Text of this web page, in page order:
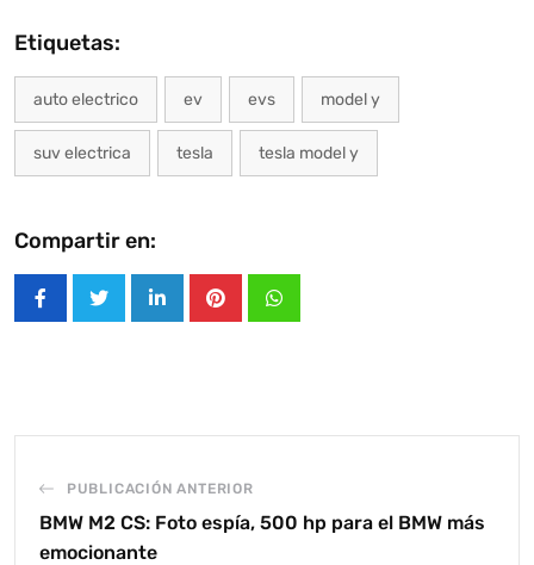
Etiquetas:
auto electrico ev evs model y
suv electrica tesla tesla model y
Compartir en:
LinkedInPinterestWhatsapp
PUBLICACIÓN ANTERIOR
BMW M2 CS: Foto espía, 500 hp para el BMW más
emocionante